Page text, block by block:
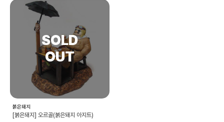
붉은돼지
[붉은돼지] 오르골(붉은돼지 아지트)